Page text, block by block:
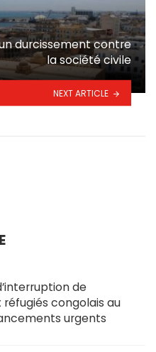
un durcissement contre
la société civile
NEXT ARTICLE
de
réfugiés congolais au
urgents